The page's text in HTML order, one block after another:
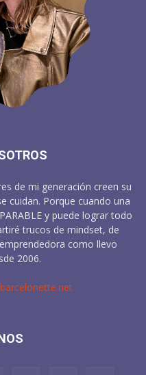
de mi generación creen su
cuidan. Porque cuando una
y puede lograr todo
trucos de mindset, de
como llevo
2006.